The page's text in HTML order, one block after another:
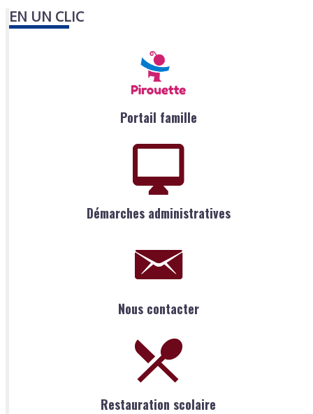
EN UN CLIC
Portail famille
Démarches administratives
Nous contacter
Restauration scolaire